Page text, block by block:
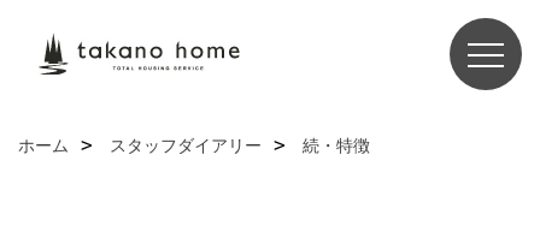
ホーム スタッフダイアリー 続・特徴